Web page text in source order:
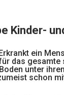
Kinder-
Erkrankt ein
das gesamte
unter
schon